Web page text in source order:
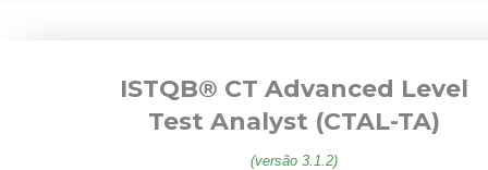
ISTQB® CT Advanced Level
Test Analyst (CTAL-TA)
(versão 3.1.2)